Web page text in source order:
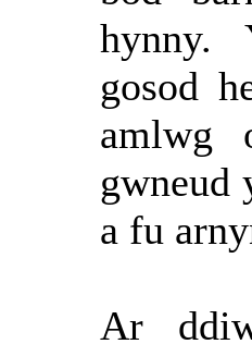
hynny.
gosod
amlwg
gwneud
a fu
Ar